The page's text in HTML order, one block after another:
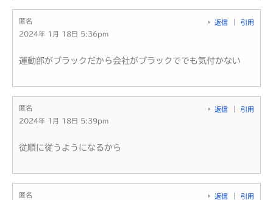
匿名
2024年 1月 18日 5:36pm
返信 引用
運動部がブラックだから会社がブラックででも気付かない
匿名
2024年 1月 18日 5:39pm
返信 引用
従順に従うようになるから
匿名
返信 引用